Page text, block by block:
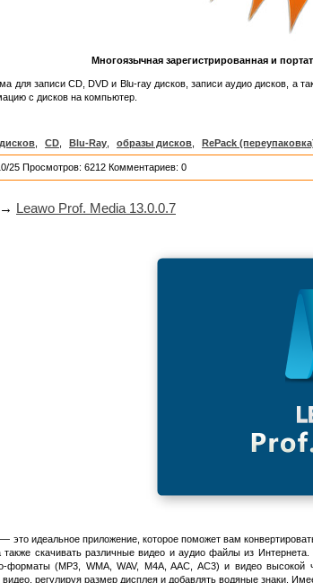
Многоязычная зарегистрированная и
для записи CD, DVD и Blu-ray дисков, записи аудио дисков, а
с дисков на компьютер.
CD Blu-Ray образы дисков RePack
25 Просмотров: 6212 Комментариев: 0
→ Leawo Prof. Media 13.0.0.7
— это идеальное приложение, которое поможет вам
скачивать различные видео и аудио файлы из
форматы (MP3, WMA, WAV, M4A, AAC, AC3) и видео высокой
регулируя размер дисплея и добавлять водяные знаки.